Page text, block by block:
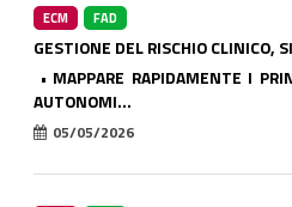
ECM FAD
GESTIONE DEL RISCHIO CLINICO,
• MAPPARE RAPIDAMENTE I
AUTONOMI...
05/05/2026